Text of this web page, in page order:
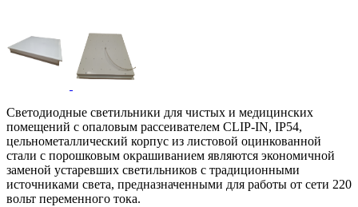
Светодиодные светильники для чистых и медицинских
помещений с опаловым рассеивателем CLIP-IN, IP54,
цельнометаллический корпус из листовой оцинкованной
стали с порошковым окрашиванием являются экономичной
заменой устаревших светильников с традиционными
источниками света, предназначенными для работы от сети 220
вольт переменного тока.